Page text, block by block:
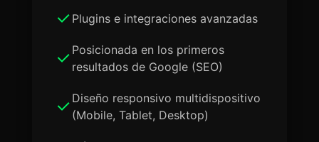
Plugins e integraciones avanzadas
Posicionada en los primeros
resultados de Google (SEO)
Diseño responsivo multidispositivo
(Mobile, Tablet, Desktop)